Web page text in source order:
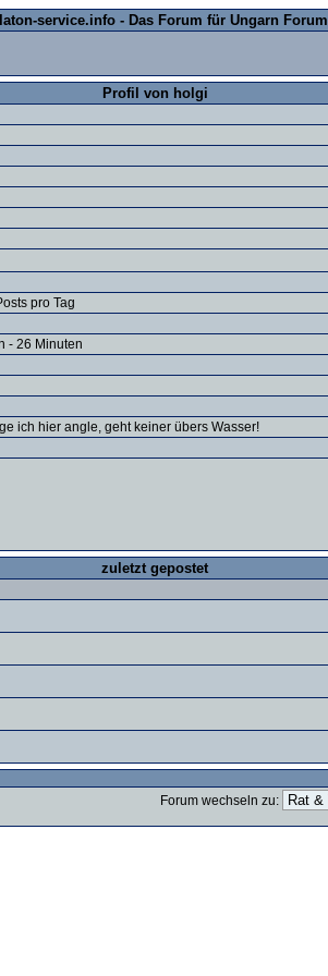
service.info - Das Forum für Ungarn Forum
Profil von holgi
pro Tag
- 26 Minuten
ich hier angle, geht keiner übers Wasser!
zuletzt gepostet
Forum wechseln zu: